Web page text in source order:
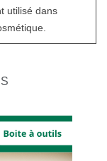
utilisé dans